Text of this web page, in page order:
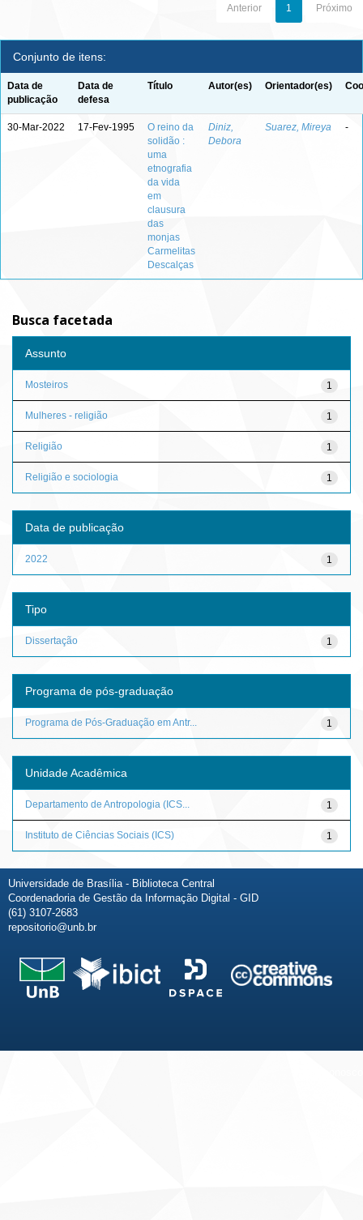
Anterior 1 Próximo
Conjunto de itens:
Data de
publicação
Data de
defesa
Título Autor(es) Orientador(es)
30-Mar-2022 17-Fev-1995
O reino da
solidão :
uma
etnografia
da vida
em
clausura
das
monjas
Carmelitas
Descalças
Diniz,
Debora
Suarez, Mireya -
Busca facetada
Assunto
1
Mosteiros
1
Mulheres - religião
1
Religião
1
Religião e sociologia
Data de publicação
1
2022
Tipo
1
Dissertação
Programa de pós-graduação
1
Programa de Pós-Graduação em Antr...
Unidade Acadêmica
1
Departamento de Antropologia (ICS...
1
Instituto de Ciências Sociais (ICS)
Universidade de Brasília - Biblioteca Central
Coordenadoria de Gestão da Informação Digital - GID
(61) 3107-2683
repositorio@unb.br